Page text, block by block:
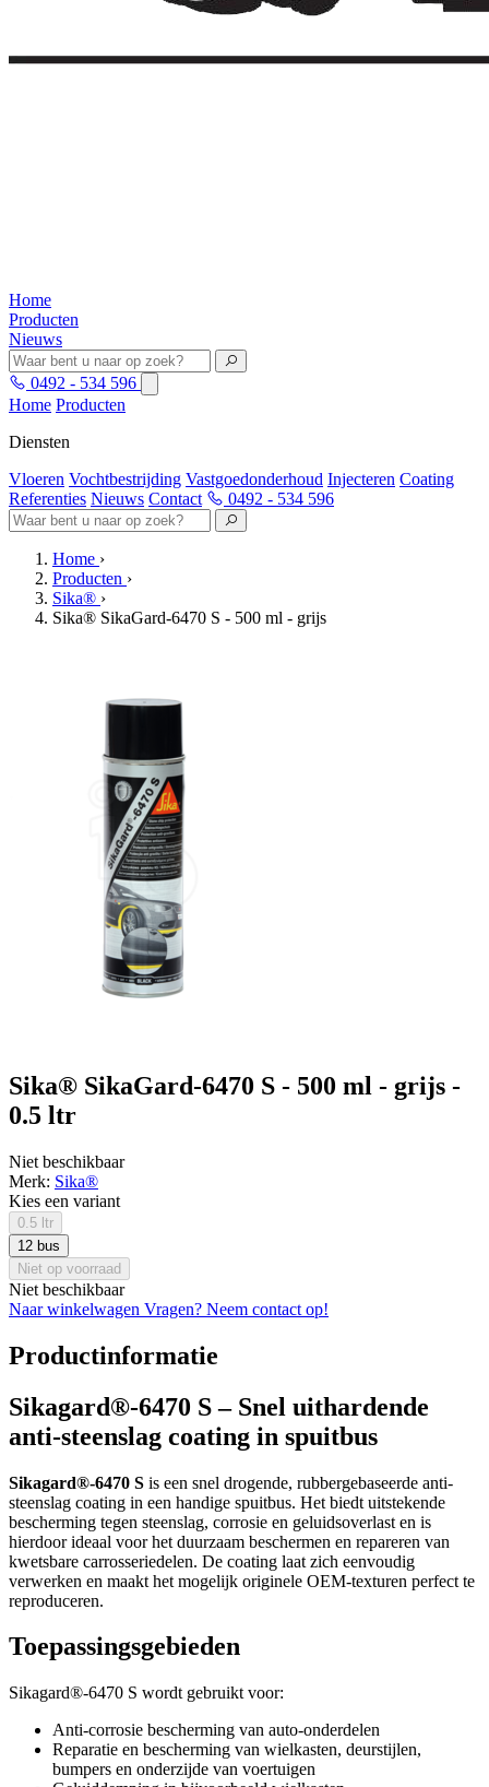
Home
Producten
Nieuws
0492 - 534 596
Home Producten
Diensten
Vloeren Vochtbestrijding Vastgoedonderhoud Injecteren Coating
Referenties Nieuws Contact 0492 - 534 596
Home ›
Producten ›
Sika® ›
Sika® SikaGard-6470 S - 500 ml - grijs
Sika® SikaGard-6470 S - 500 ml - grijs -
0.5 ltr
Niet beschikbaar
Merk: Sika®
Kies een variant
0.5 ltr
12 bus
Niet op voorraad
Niet beschikbaar
Naar winkelwagen Vragen? Neem contact op!
Productinformatie
Sikagard®-6470 S – Snel uithardende
anti-steenslag coating in spuitbus
Sikagard®-6470 S is een snel drogende, rubbergebaseerde anti-
steenslag coating in een handige spuitbus. Het biedt uitstekende
bescherming tegen steenslag, corrosie en geluidsoverlast en is
hierdoor ideaal voor het duurzaam beschermen en repareren van
kwetsbare carrosseriedelen. De coating laat zich eenvoudig
verwerken en maakt het mogelijk originele OEM-texturen perfect te
reproduceren.
Toepassingsgebieden
Sikagard®-6470 S wordt gebruikt voor:
Anti-corrosie bescherming van auto-onderdelen
Reparatie en bescherming van wielkasten, deurstijlen,
bumpers en onderzijde van voertuigen